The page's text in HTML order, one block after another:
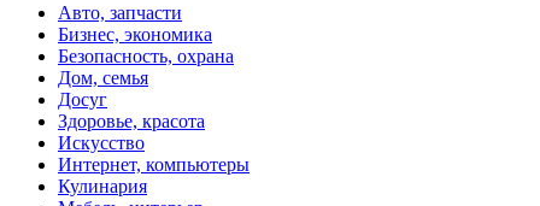
Авто, запчасти
Бизнес, экономика
Безопасность, охрана
Дом, семья
Досуг
Здоровье, красота
Искусство
Интернет, компьютеры
Кулинария